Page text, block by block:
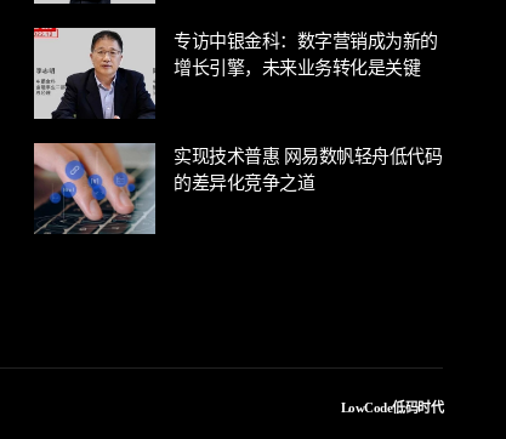
专访中银金科：数字营销成为新的
增长引擎，未来业务转化是关键
实现技术普惠 网易数帆轻舟低代码
的差异化竞争之道
LowCode低码时代